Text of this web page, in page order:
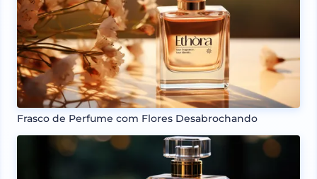
Frasco de Perfume com Flores Desabrochando